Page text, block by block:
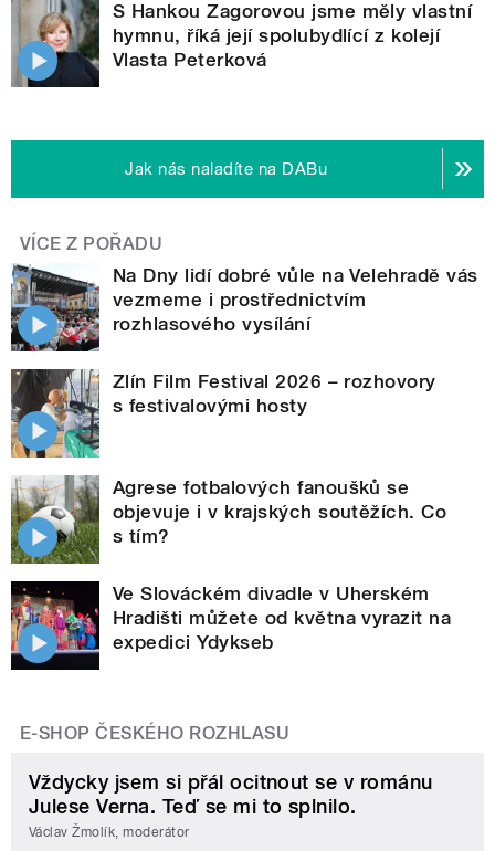
S Hankou Zagorovou jsme měly vlastní
hymnu, říká její spolubydlící z kolejí
Vlasta Peterková
Jak nás naladíte na DABu
VÍCE Z POŘADU
Na Dny lidí dobré vůle na Velehradě vás
vezmeme i prostřednictvím
rozhlasového vysílání
Zlín Film Festival 2026 – rozhovory
s festivalovými hosty
Agrese fotbalových fanoušků se
objevuje i v krajských soutěžích. Co
s tím?
Ve Slováckém divadle v Uherském
Hradišti můžete od května vyrazit na
expedici Ydykseb
E-SHOP ČESKÉHO ROZHLASU
Vždycky jsem si přál ocitnout se v románu
Julese Verna. Teď se mi to splnilo.
Václav Žmolík, moderátor